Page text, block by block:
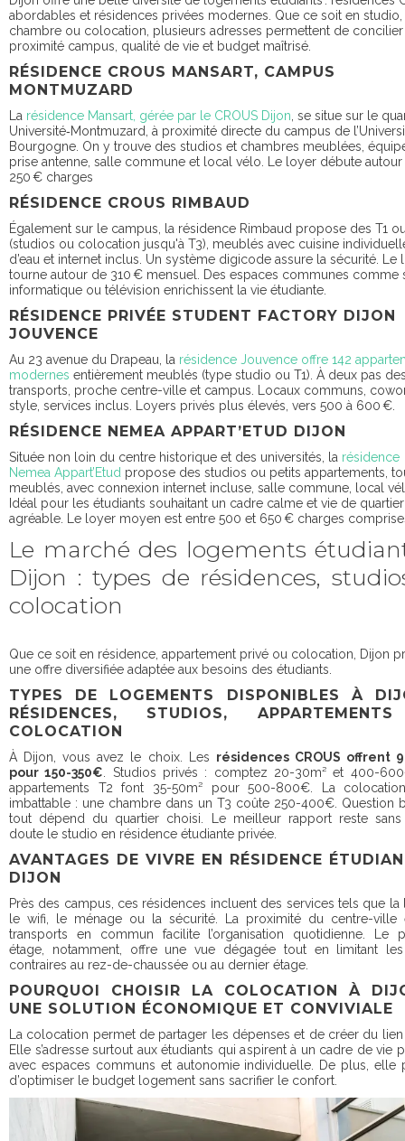
abordables et résidences privées modernes. Que ce soit en studio,
chambre ou colocation, plusieurs adresses permettent de concilier
proximité campus, qualité de vie et budget maîtrisé.
RÉSIDENCE CROUS MANSART, CAMPUS
MONTMUZARD
La résidence Mansart, gérée par le CROUS Dijon, se situe sur le
Université‑Montmuzard, à proximité directe du campus de
Bourgogne. On y trouve des studios et chambres meublées,
prise antenne, salle commune et local vélo. Le loyer débute
250 € charges
RÉSIDENCE CROUS RIMBAUD
Également sur le campus, la résidence Rimbaud propose des T1
(studios ou colocation jusqu'à T3), meublés avec cuisine
d’eau et internet inclus. Un système digicode assure la sécurité. Le
tourne autour de 310 € mensuel. Des espaces communes comme
informatique ou télévision enrichissent la vie étudiante.
RÉSIDENCE PRIVÉE STUDENT FACTORY DIJON
JOUVENCE
Au 23 avenue du Drapeau, la résidence Jouvence offre 142
modernes entièrement meublés (type studio ou T1). À deux pas
transports, proche centre-ville et campus. Locaux communs,
style, services inclus. Loyers privés plus élevés, vers 500 à 600 €.
RÉSIDENCE NEMEA APPART’ETUD DIJON
Située non loin du centre historique et des universités, la résidence
Nemea Appart’Etud propose des studios ou petits appartements,
meublés, avec connexion internet incluse, salle commune, local
Idéal pour les étudiants souhaitant un cadre calme et vie de quartier
agréable. Le loyer moyen est entre 500 et 650 € charges
Le marché des logements
Dijon : types de résidences,
colocation
Que ce soit en résidence, appartement privé ou colocation, Dijon
une offre diversifiée adaptée aux besoins des étudiants.
TYPES DE LOGEMENTS DISPONIBLES À
RÉSIDENCES, STUDIOS,
COLOCATION
À Dijon, vous avez le choix. Les résidences CROUS offrent
pour 150-350€. Studios privés : comptez 20-30m² et 400-
appartements T2 font 35-50m² pour 500-800€. La
imbattable : une chambre dans un T3 coûte 250-400€. Question
tout dépend du quartier choisi. Le meilleur rapport reste sans
doute le studio en résidence étudiante privée.
AVANTAGES DE VIVRE EN RÉSIDENCE
DIJON
Près des campus, ces résidences incluent des services tels que la
le wifi, le ménage ou la sécurité. La proximité du centre-ville
transports en commun facilite l’organisation quotidienne. Le
étage, notamment, offre une vue dégagée tout en limitant
contraires au rez-de-chaussée ou au dernier étage.
POURQUOI CHOISIR LA COLOCATION À
UNE SOLUTION ÉCONOMIQUE ET CONVIVIALE
La colocation permet de partager les dépenses et de créer du
Elle s’adresse surtout aux étudiants qui aspirent à un cadre de vie
avec espaces communs et autonomie individuelle. De plus, elle
d’optimiser le budget logement sans sacrifier le confort.